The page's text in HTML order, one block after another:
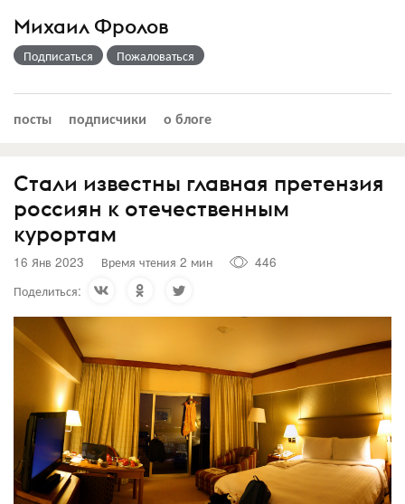
Михаил Фролов
Подписаться Пожаловаться
посты подписчики о блоге
Стали известны главная претензия
россиян к отечественным
курортам
16 Янв 2023 Время чтения 2 мин
446
Поделиться: